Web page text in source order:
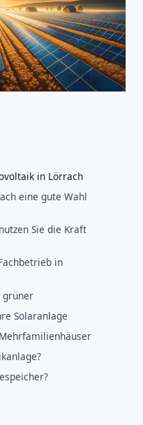
in Lörrach
eine gute Wahl
Sie die Kraft
in
grüner
Solaranlage